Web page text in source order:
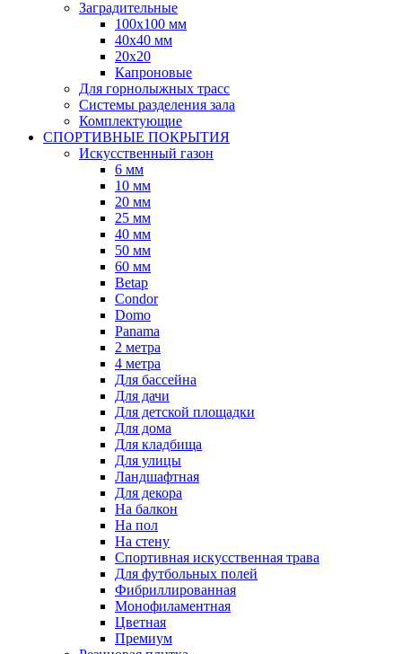
Заградительные
100х100 мм
40х40 мм
20х20
Капроновые
Для горнолыжных трасс
Системы разделения зала
Комплектующие
СПОРТИВНЫЕ ПОКРЫТИЯ
Искусственный газон
6 мм
10 мм
20 мм
25 мм
40 мм
50 мм
60 мм
Betap
Condor
Domo
Panama
2 метра
4 метра
Для бассейна
Для дачи
Для детской площадки
Для дома
Для кладбища
Для улицы
Ландшафтная
Для декора
На балкон
На пол
На стену
Спортивная искусственная трава
Для футбольных полей
Фибриллированная
Монофиламентная
Цветная
Премиум